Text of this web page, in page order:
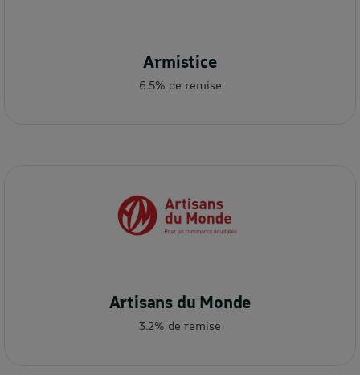
Armistice
6.5% de remise
Artisans du Monde
3.2% de remise